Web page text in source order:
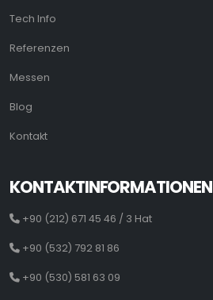
Tech Info
Referenzen
Messen
Blog
Kontakt
KONTAKTINFORMATIONEN
+90 (212) 671 45 46 / 3 Hat
+90 (532) 792 81 86
+90 (530) 581 63 09